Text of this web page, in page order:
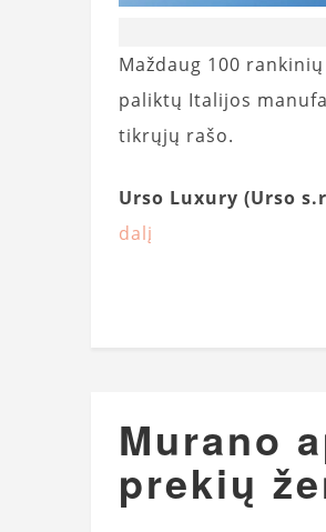
Maždaug 100
paliktų Italijos
tikrųjų rašo.
Urso Luxury (Urso
dalį
Murano
prekių